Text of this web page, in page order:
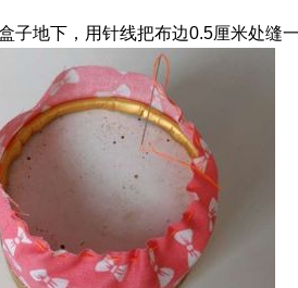
地下，用针线把布边0.5厘米处缝